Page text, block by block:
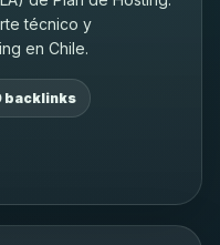
técnico y
en Chile.
backlinks